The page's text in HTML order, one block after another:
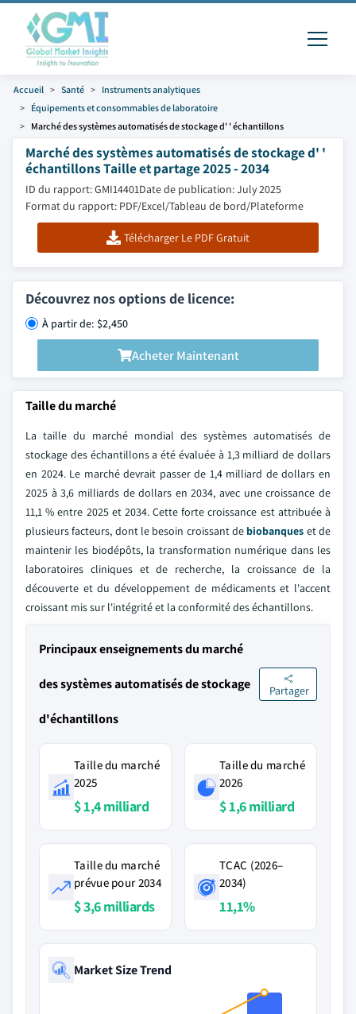
Accueil Santé
Instruments analytiques
Équipements et consommables de laboratoire
Marché des systèmes automatisés de stockage d' ' échantillons
Marché des systèmes automatisés de stockage d' '
échantillons Taille et partage 2025 - 2034
ID du rapport: GMI14401Date de publication: July 2025
Format du rapport: PDF/Excel/Tableau de bord/Plateforme
Télécharger Le PDF Gratuit
Découvrez nos options de licence:
À partir de: $2,450
Acheter Maintenant
Taille du marché
La taille du marché mondial des systèmes automatisés de
stockage des échantillons a été évaluée à 1,3 milliard de dollars
en 2024. Le marché devrait passer de 1,4 milliard de dollars en
2025 à 3,6 milliards de dollars en 2034, avec une croissance de
11,1 % entre 2025 et 2034. Cette forte croissance est attribuée à
plusieurs facteurs, dont le besoin croissant de biobanques et de
maintenir les biodépôts, la transformation numérique dans les
laboratoires cliniques et de recherche, la croissance de la
découverte et du développement de médicaments et l'accent
croissant mis sur l'intégrité et la conformité des échantillons.
Principaux enseignements du marché
des systèmes automatisés de stockage
d'échantillons
Partager
Taille du marché
2025
$ 1,4 milliard
Taille du marché
2026
$ 1,6 milliard
Taille du marché
prévue pour 2034
$ 3,6 milliards
TCAC (2026–
2034)
11,1%
Market Size Trend